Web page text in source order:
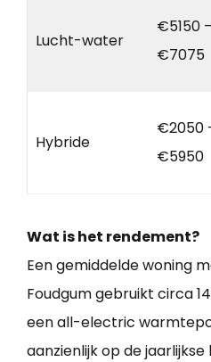
Lucht-water
€5150 –
€7075
Hybride
€2050
€5950
Wat is het rendement?
Een gemiddelde woning
Foudgum gebruikt circa
een all-electric
aanzienlijk op de